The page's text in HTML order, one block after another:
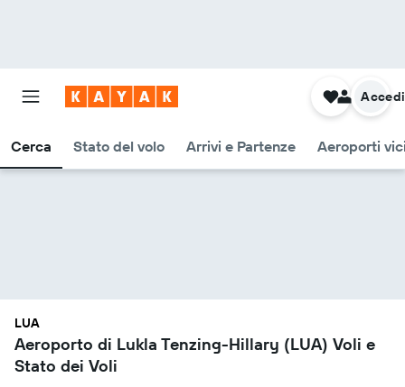
Cerca Stato del volo Arrivi e Partenze Aeroporti
Accedi
LUA
Aeroporto di Lukla Tenzing-Hillary (LUA) Voli e
Stato dei Voli